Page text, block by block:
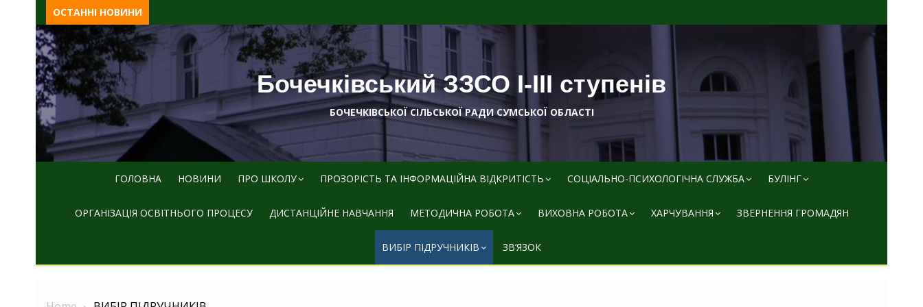
Skip
to
content
ОСТАННІ НОВИНИ
Бочечківський ЗЗСО І-ІІІ ступенів
БОЧЕЧКІВСЬКОЇ СІЛЬСЬКОЇ РАДИ СУМСЬКОЇ ОБЛАСТІ
ГОЛОВНА НОВИНИ ПРО ШКОЛУ ПРОЗОРІСТЬ ТА ІНФОРМАЦІЙНА ВІДКРИТІСТЬ СОЦІАЛЬНО-ПСИХОЛОГІЧНА СЛУЖБА БУЛІНГ
ОРГАНІЗАЦІЯ ОСВІТНЬОГО ПРОЦЕСУ ДИСТАНЦІЙНЕ НАВЧАННЯ МЕТОДИЧНА РОБОТА ВИХОВНА РОБОТА ХАРЧУВАННЯ ЗВЕРНЕННЯ ГРОМАДЯН
ВИБІР ПІДРУЧНИКІВ ЗВ’ЯЗОК